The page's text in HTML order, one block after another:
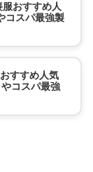
服おすすめ人
コスパ最強製
すすめ人気
コスパ最強